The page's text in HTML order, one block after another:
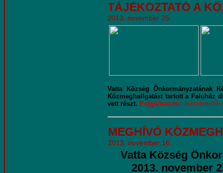
TÁJÉKOZTATÓ A
2013. november 25.
Vatta Község Önkormányzatának
Közmeghallgatást tartott a Faluház
vett részt. Polgármesteri beszámoló»
MEGHÍVÓ
2013. november 16.
Vatta Község
2013. november